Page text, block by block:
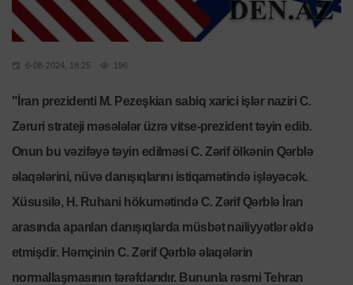
6-08-2024, 18:25 196
"İran prezidenti M. Pezeşkian sabiq xarici işlər naziri C.
Zəruri strateji məsələlər üzrə vitse-prezident təyin edib.
Onun bu vəzifəyə təyin edilməsi C. Zərif ölkənin Qərblə
əlaqələrini, nüvə danışıqlarını istiqamətində işləyəcək.
Xüsusilə, H. Ruhani hökumətində C. Zərif Qərblə İran
arasında aparılan danışıqlarda müsbət nailiyyətlər əldə
etmişdir. Həmçinin C. Zərif Qərblə əlaqələrin
normallaşmasının tərəfdarıdır. Bununla rəsmi Tehran